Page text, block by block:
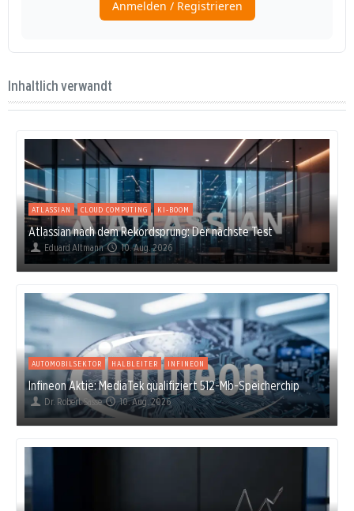
Inhaltlich verwandt
ATLASSIAN CLOUD COMPUTING KI-BOOM
Atlassian nach dem Rekordsprung: Der nächste Test
Eduard Altmann 10. Aug. 2026
AUTOMOBILSEKTOR HALBLEITER INFINEON
Infineon Aktie: MediaTek qualifiziert 512-Mb-Speicherchip
Dr. Robert Sasse 10. Aug. 2026